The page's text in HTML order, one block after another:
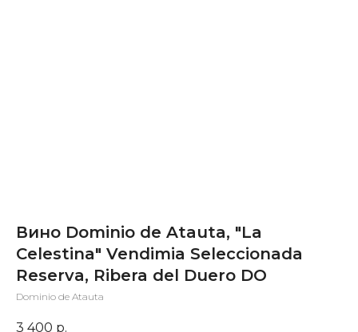
Вино Dominio de Atauta, "La
Celestina" Vendimia Seleccionada
Reserva, Ribera del Duero DO
Dominio de Atauta
3 400 р.